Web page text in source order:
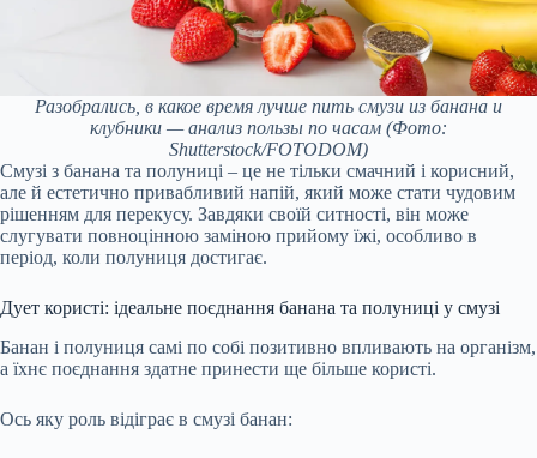
Разобрались, в какое время лучше пить смузи из банана и
клубники — анализ пользы по часам (Фото:
Shutterstock/FOTODOM)
Смузі з банана та полуниці – це не тільки смачний і корисний,
але й естетично привабливий напій, який може стати чудовим
рішенням для перекусу. Завдяки своїй ситності, він може
слугувати повноцінною заміною прийому їжі, особливо в
період, коли полуниця достигає.
Дует користі: ідеальне поєднання банана та полуниці у смузі
Банан і полуниця самі по собі позитивно впливають на організм,
а їхнє поєднання здатне принести ще більше користі.
Ось яку роль відіграє в смузі банан: